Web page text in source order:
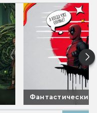
Фантастические